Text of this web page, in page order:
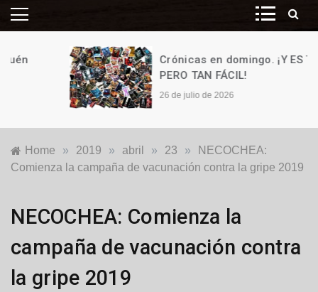
Crónicas en domingo. ¡Y ES TAN,
PERO TAN FÁCIL!
26 de julio de 2026
Home » 2019 » abril » 23 »
NECOCHEA:
Comienza la campaña de vacunación contra la gripe 2019
Locales ,
Salud
NECOCHEA: Comienza la
campaña de vacunación contra
la gripe 2019